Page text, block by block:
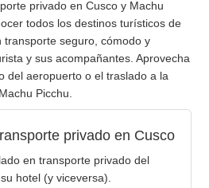
privado en Cusco y Machu
todos los destinos turísticos de
transporte seguro, cómodo y
y sus acompañantes. Aprovecha
del aeropuerto o el traslado a la
Picchu.
privado en Cusco
en transporte privado del
hotel (y viceversa).